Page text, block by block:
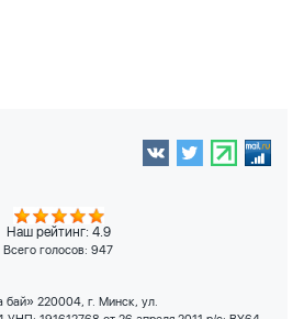
Наш рейтинг: 4.9
Всего голосов: 947
бай» 220004, г. Минск, ул.